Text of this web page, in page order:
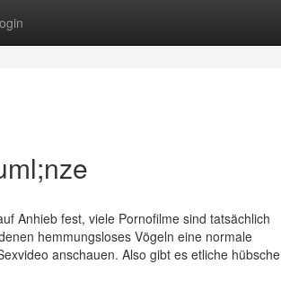
Anhieb fest, viele Pornofilme sind tatsächlich
hemmungsloses Vögeln eine normale
anschauen. Also gibt es etliche hübsche